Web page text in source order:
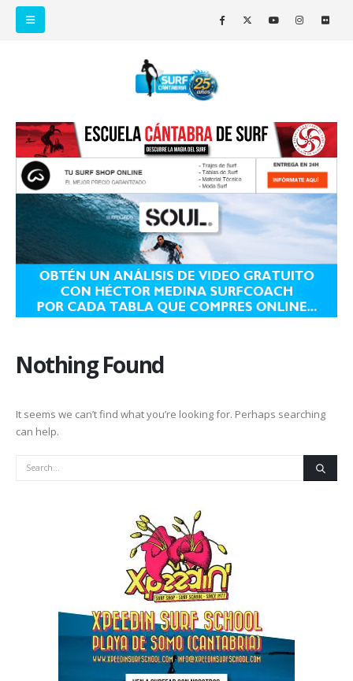
Nothing Found
It seems we can’t find what you’re looking for. Perhaps searching
can help.